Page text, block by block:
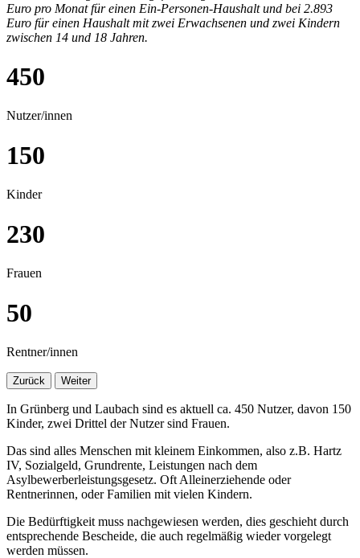
Euro pro Monat für einen Ein-Personen-Haushalt und bei 2.893
Euro für einen Haushalt mit zwei Erwachsenen und zwei Kindern
zwischen 14 und 18 Jahren.
450
Nutzer/innen
150
Kinder
230
Frauen
50
Rentner/innen
Zurück Weiter
In Grünberg und Laubach sind es aktuell ca. 450 Nutzer, davon 150
Kinder, zwei Drittel der Nutzer sind Frauen.
Das sind alles Menschen mit kleinem Einkommen, also z.B. Hartz
IV, Sozialgeld, Grundrente, Leistungen nach dem
Asylbewerberleistungsgesetz. Oft Alleinerziehende oder
Rentnerinnen, oder Familien mit vielen Kindern.
Die Bedürftigkeit muss nachgewiesen werden, dies geschieht durch
entsprechende Bescheide, die auch regelmäßig wieder vorgelegt
werden müssen.